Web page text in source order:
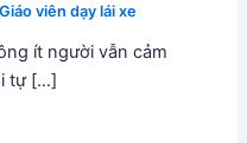
viên dạy lái xe
ít người vẫn cảm
tự […]